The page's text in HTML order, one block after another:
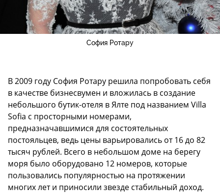
София Ротару
В 2009 году София Ротару решила попробовать себя
в качестве бизнесвумен и вложилась в создание
небольшого бутик-отеля в Ялте под названием Villa
Sofia с просторными номерами,
предназначавшимися для состоятельных
постояльцев, ведь цены варьировались от 16 до 82
тысяч рублей. Всего в небольшом доме на берегу
моря было оборудовано 12 номеров, которые
пользовались популярностью на протяжении
многих лет и приносили звезде стабильный доход.